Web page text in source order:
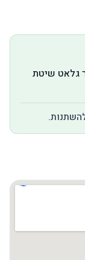
ירקות גוש קטיף בשר גלאט שיטת